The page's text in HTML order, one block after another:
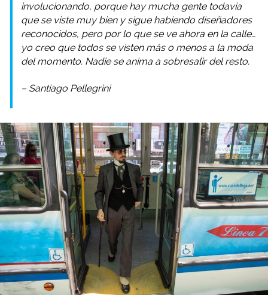
involucionando, porque hay mucha gente todavía
que se viste muy bien y sigue habiendo diseñadores
reconocidos, pero por lo que se ve ahora en la calle…
yo creo que todos se visten más o menos a la moda
del momento. Nadie se anima a sobresalir del resto.
– Santiago Pellegrini